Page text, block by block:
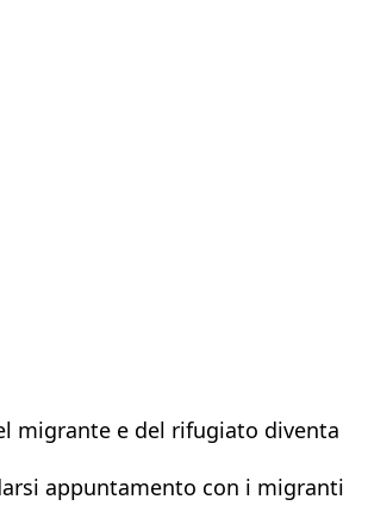
migrante e del rifugiato diventa
appuntamento con i migranti